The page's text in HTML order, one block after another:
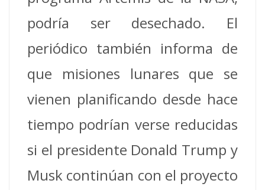
podría ser desechado. El
periódico también informa de
que misiones lunares que se
vienen planificando desde hace
tiempo podrían verse reducidas
si el presidente Donald Trump y
Musk continúan con el proyecto